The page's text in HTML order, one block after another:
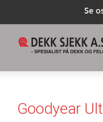
Goodyear